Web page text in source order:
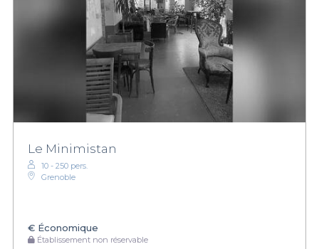
Le Minimistan
10 - 250 pers.
Grenoble
€ Économique
Établissement non réservable